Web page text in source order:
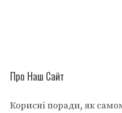
Про Наш Сайт
Корисні поради, як